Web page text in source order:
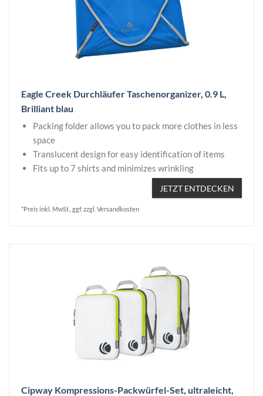
Eagle Creek Durchläufer Taschenorganizer, 0.9 L,
Brilliant blau
Packing folder allows you to pack more clothes in less
space
Translucent design for easy identification of items
Fits up to 7 shirts and minimizes wrinkling
JETZT ENTDECKEN
*Preis inkl. MwSt., ggf. zzgl. Versandkosten
Cipway Kompressions-Packwürfel-Set, ultraleicht,